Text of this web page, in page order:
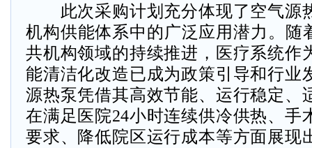
此次采购计划充分体现了空气源
机构供能体系中的广泛应用潜力。随
共机构领域的持续推进，医疗系统作
能清洁化改造已成为政策引导和行业
源热泵凭借其高效节能、运行稳定、
在满足医院24小时连续供冷供热、手
要求、降低院区运行成本等方面展现